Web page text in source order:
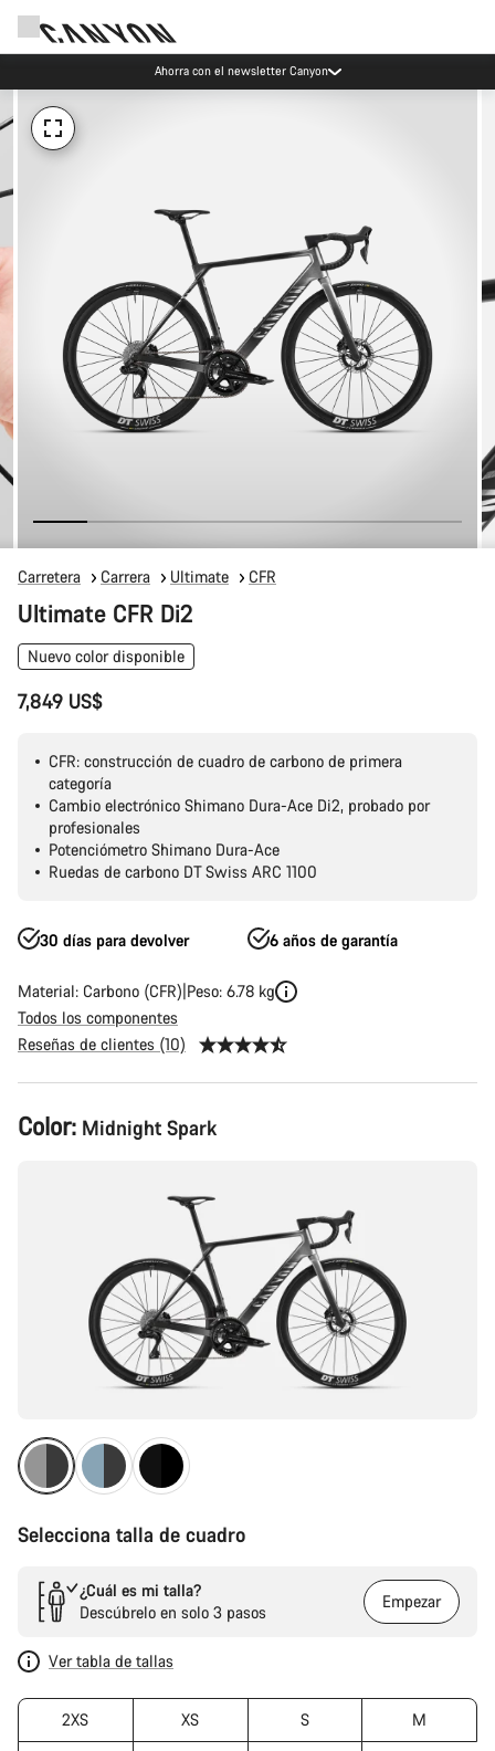
Ahorra con el newsletter Canyon
Carretera Carrera Ultimate CFR
Ultimate CFR Di2
Nuevo color disponible
7,849 US$
CFR: construcción de cuadro de carbono de primera
categoría
Cambio electrónico Shimano Dura-Ace Di2, probado por
profesionales
Potenciómetro Shimano Dura-Ace
Ruedas de carbono DT Swiss ARC 1100
30 días para devolver 6 años de garantía
Material: Carbono (CFR) Peso: 6.78 kg
Todos los componentes
Reseñas de clientes (10)
Configuración
del
Color: Midnight Spark
Selecciona talla de cuadro
¿Cuál es mi talla?
Descúbrelo en solo 3 pasos
Empezar
Ver tabla de tallas
2XS XS S M